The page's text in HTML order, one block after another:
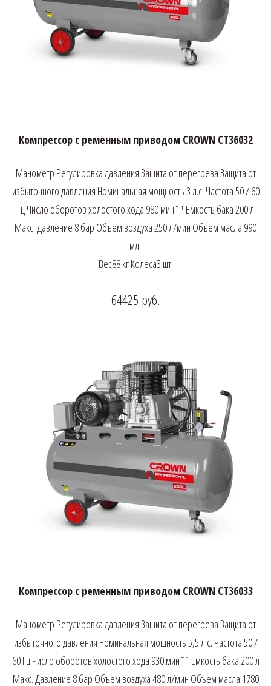
Компрессор с ременным приводом CROWN CT36032
Манометр Регулировка давления Защита от перегрева Защита от
избыточного давления Номинальная мощность 3 л.с. Частота 50 / 60
Гц Число оборотов холостого хода 980 минˉ¹ Емкость бака 200 л
Макс. Давление 8 бар Объем воздуха 250 л/мин Объем масла 990
мл
Вес88 кг Колеса3 шт.
64425 руб.
Компрессор с ременным приводом CROWN CT36033
Манометр Регулировка давления Защита от перегрева Защита от
избыточного давления Номинальная мощность 5,5 л.с. Частота 50 /
60 Гц Число оборотов холостого хода 930 минˉ¹ Емкость бака 200 л
Макс. Давление 8 бар Объем воздуха 480 л/мин Объем масла 1780